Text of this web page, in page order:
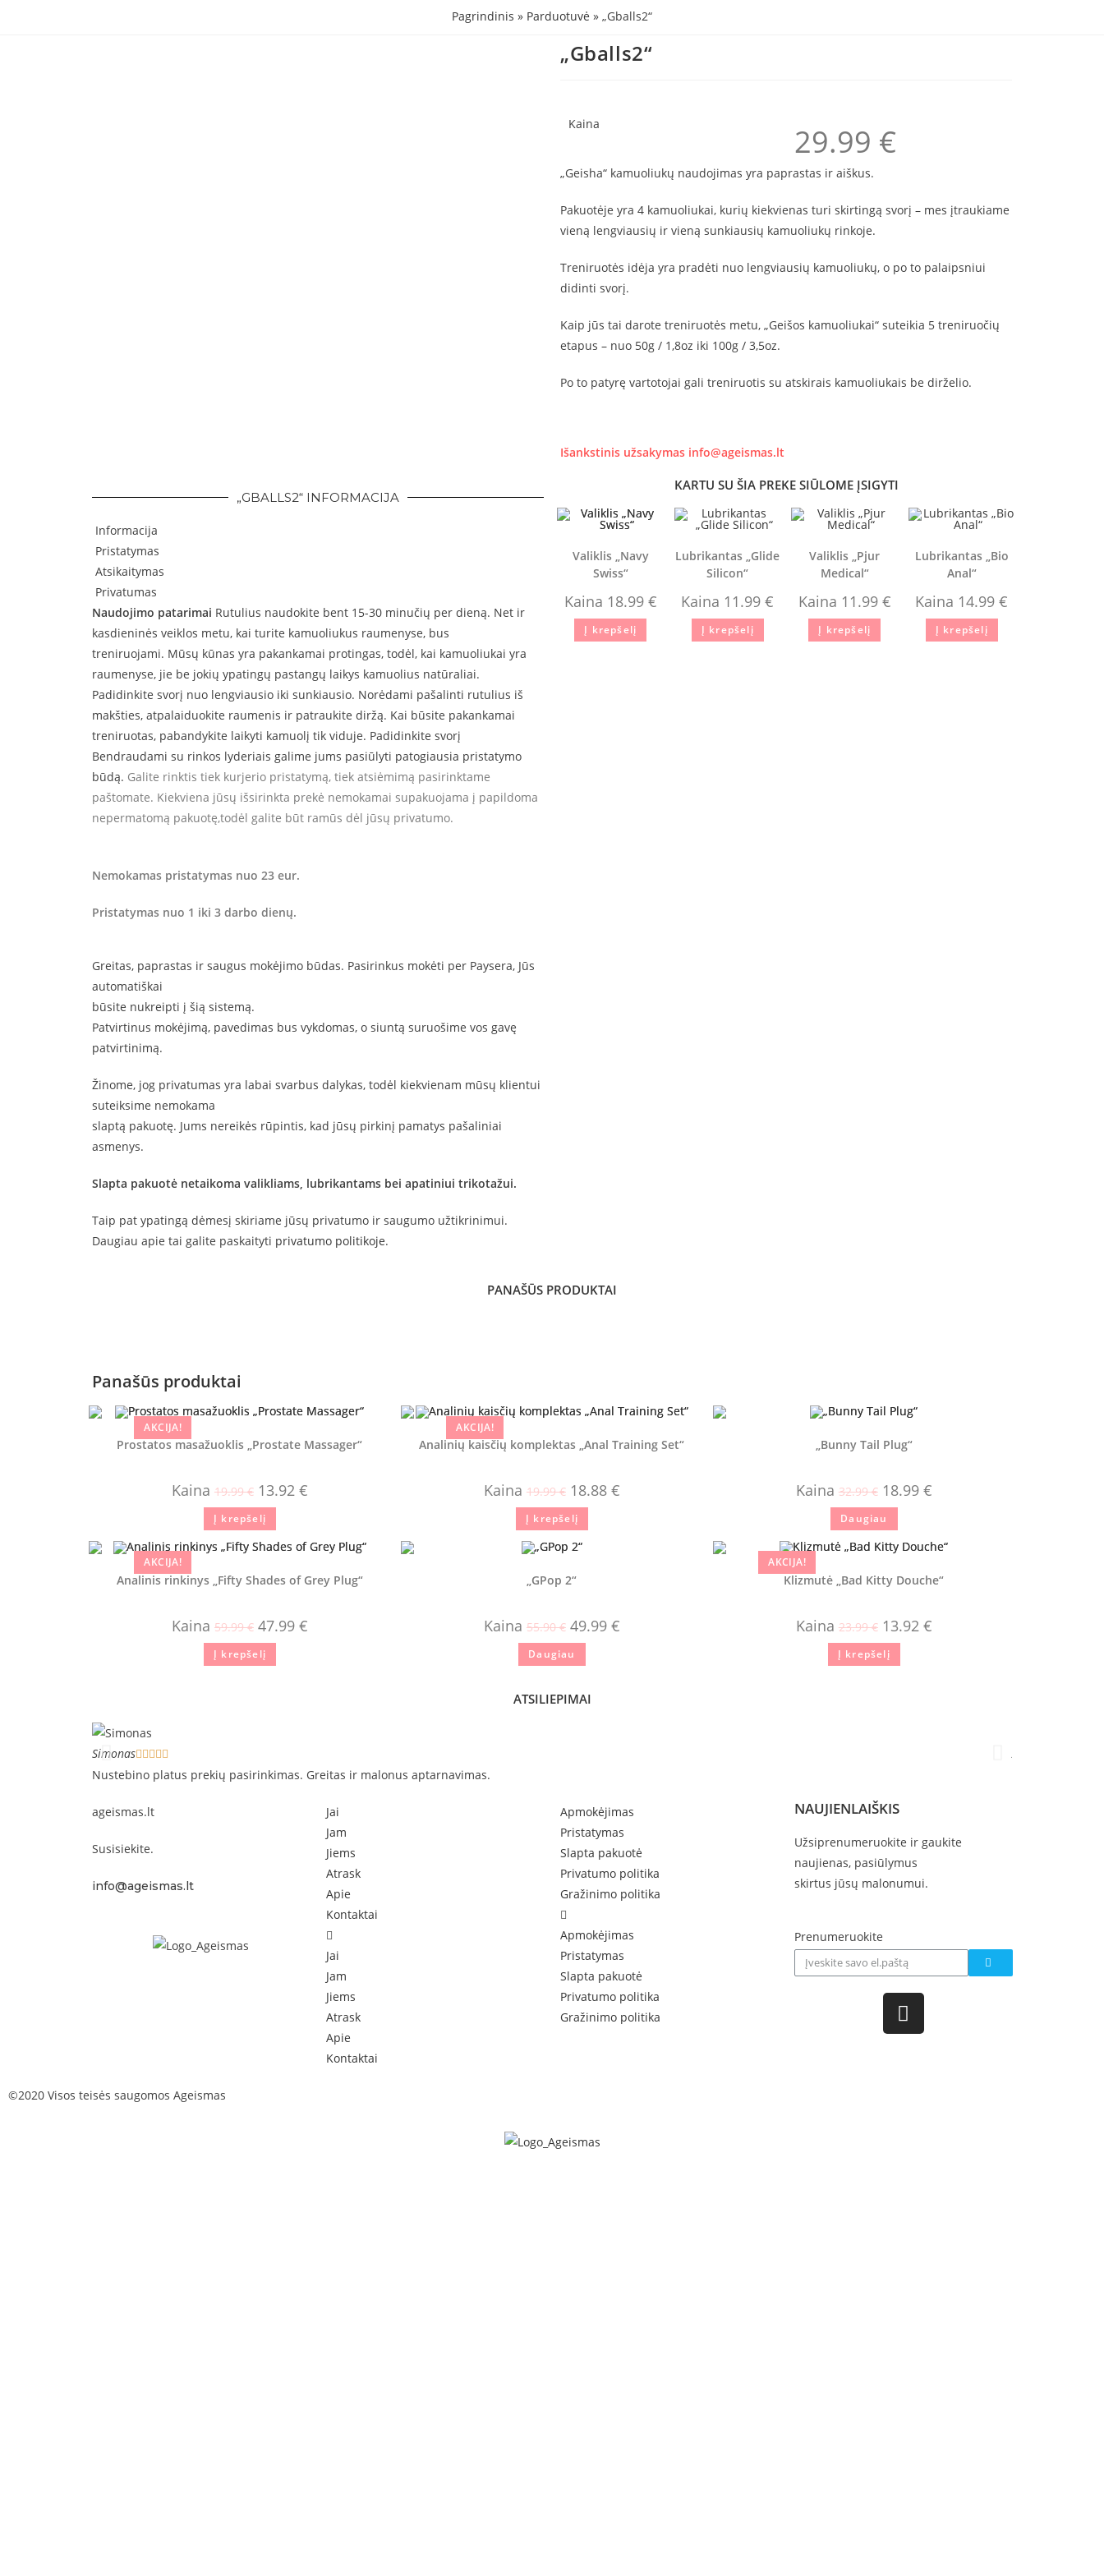
Pagrindinis » Parduotuvė » „Gballs2“
„Gballs2“
Kaina 29.99 €
„Geisha“ kamuoliukų naudojimas yra paprastas ir aiškus.
Pakuotėje yra 4 kamuoliukai, kurių kiekvienas turi skirtingą svorį – mes įtraukiame
vieną lengviausių ir vieną sunkiausių kamuoliukų rinkoje.
Treniruotės idėja yra pradėti nuo lengviausių kamuoliukų, o po to palaipsniui
didinti svorį.
Kaip jūs tai darote treniruotės metu, „Geišos kamuoliukai“ suteikia 5 treniruočių
etapus – nuo 50g / 1,8oz iki 100g / 3,5oz.
Po to patyrę vartotojai gali treniruotis su atskirais kamuoliukais be dirželio.
Išankstinis užsakymas info@ageismas.lt
„GBALLS2“ INFORMACIJA
Informacija
Pristatymas
Atsikaitymas
Privatumas
Naudojimo patarimai Rutulius naudokite bent 15-30 minučių per dieną. Net ir
kasdieninės veiklos metu, kai turite kamuoliukus raumenyse, bus
treniruojami. Mūsų kūnas yra pakankamai protingas, todėl, kai kamuoliukai yra
raumenyse, jie be jokių ypatingų pastangų laikys kamuolius natūraliai.
Padidinkite svorį nuo lengviausio iki sunkiausio. Norėdami pašalinti rutulius iš
makšties, atpalaiduokite raumenis ir patraukite diržą. Kai būsite pakankamai
treniruotas, pabandykite laikyti kamuolį tik viduje. Padidinkite svorį
Bendraudami su rinkos lyderiais galime jums pasiūlyti patogiausia pristatymo
būdą. Galite rinktis tiek kurjerio pristatymą, tiek atsiėmimą pasirinktame
paštomate. Kiekviena jūsų išsirinkta prekė nemokamai supakuojama į papildoma
nepermatomą pakuotę,todėl galite būt ramūs dėl jūsų privatumo.
Nemokamas pristatymas nuo 23 eur.
Pristatymas nuo 1 iki 3 darbo dienų.
Greitas, paprastas ir saugus mokėjimo būdas. Pasirinkus mokėti per Paysera, Jūs
automatiškai
būsite nukreipti į šią sistemą.
Patvirtinus mokėjimą, pavedimas bus vykdomas, o siuntą suruošime vos gavę
patvirtinimą.
Žinome, jog privatumas yra labai svarbus dalykas, todėl kiekvienam mūsų klientui
suteiksime nemokama
slaptą pakuotę. Jums nereikės rūpintis, kad jūsų pirkinį pamatys pašaliniai
asmenys.
Slapta pakuotė netaikoma valikliams, lubrikantams bei apatiniui trikotažui.
Taip pat ypatingą dėmesį skiriame jūsų privatumo ir saugumo užtikrinimui.
Daugiau apie tai galite paskaityti privatumo politikoje.
KARTU SU ŠIA PREKE SIŪLOME ĮSIGYTI
Valiklis „Navy
Swiss“
Kaina 18.99 €
Į krepšelį
Lubrikantas „Glide
Silicon“
Kaina 11.99€
Į krepšelį
Valiklis „Pjur
Medical“
Kaina 11.99 €
Į krepšelį
Lubrikantas „Bio
Anal“
Kaina 14.99€
Į krepšelį
PANAŠŪS PRODUKTAI
Panašūs produktai
AKCIJA!
Prostatos masažuoklis „Prostate Massager“
Kaina 19.99€ 13.92 €
Į krepšelį
AKCIJA!
Analinių kaisčių komplektas „Anal Training Set“
Kaina 19.99€ 18.88 €
Į krepšelį
„Bunny Tail Plug“
Kaina 32.99€ 18.99 €
Daugiau
AKCIJA!
Analinis rinkinys „Fifty Shades of Grey Plug“
Kaina 59.99€ 47.99 €
Į krepšelį
„GPop 2“
Kaina 55.90€ 49.99 €
Daugiau
AKCIJA!
Klizmutė „Bad Kitty Douche“
Kaina 23.99€ 13.92 €
Į krepšelį
ATSILIEPIMAI
Simonas    
Nustebino platus prekių pasirinkimas. Greitas ir malonus aptarnavimas.
ageismas.lt
Susisiekite.
info@ageismas.lt
Jai
Jam
Jiems
Atrask
Apie
Kontaktai
Jai
Jam
Jiems
Atrask
Apie
Kontaktai
Apmokėjimas
Pristatymas
Slapta pakuotė
Privatumo politika
Gražinimo politika
Apmokėjimas
Pristatymas
Slapta pakuotė
Privatumo politika
Gražinimo politika
NAUJIENLAIŠKIS
Užsiprenumeruokite ir gaukite
naujienas, pasiūlymus
skirtus jūsų malonumui.
Prenumeruokite
©2020 Visos teisės saugomos Ageismas